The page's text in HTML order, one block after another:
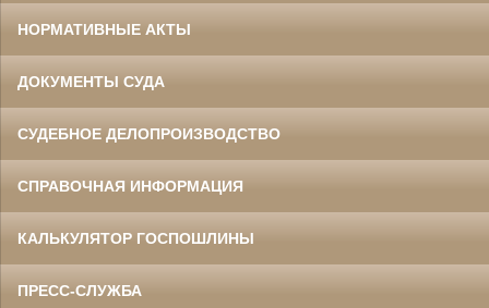
НОРМАТИВНЫЕ АКТЫ
ДОКУМЕНТЫ СУДА
СУДЕБНОЕ ДЕЛОПРОИЗВОДСТВО
СПРАВОЧНАЯ ИНФОРМАЦИЯ
КАЛЬКУЛЯТОР ГОСПОШЛИНЫ
ПРЕСС-СЛУЖБА